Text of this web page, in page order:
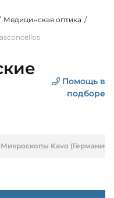
Медицинская оптика /
Помощь в
подборе
Микроскопы Kavo (Германия)